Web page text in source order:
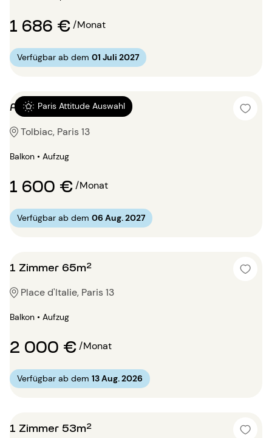
1 686 €/Monat
Verfügbar ab dem 01 Juli 2027
Paris Attitude Auswahl
Alkovenwohnung 31m²
Tolbiac, Paris 13
Balkon • Aufzug
1 600 €/Monat
Verfügbar ab dem 06 Aug. 2027
1 Zimmer 65m²
Place d'Italie, Paris 13
Balkon • Aufzug
2 000 €/Monat
Verfügbar ab dem 13 Aug. 2026
1 Zimmer 53m²